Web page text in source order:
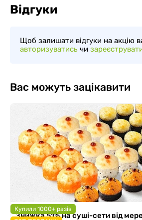
Відгуки
Щоб залишати відгуки на акцію
авторизуватись чи
Вас можуть зацікавити
Купили 1000+ разів
Знижка 51% на суші-сети від